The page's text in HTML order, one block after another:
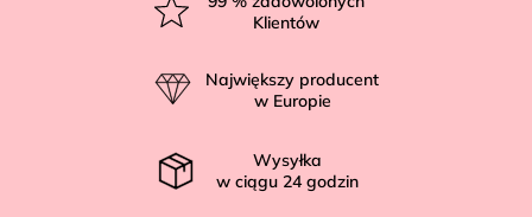
Klientów
Największy producent
w Europie
Wysyłka
w ciągu 24 godzin